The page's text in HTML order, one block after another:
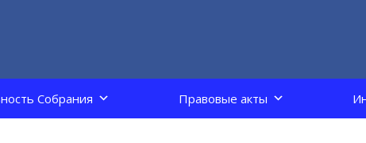
Собрания Правовые акты